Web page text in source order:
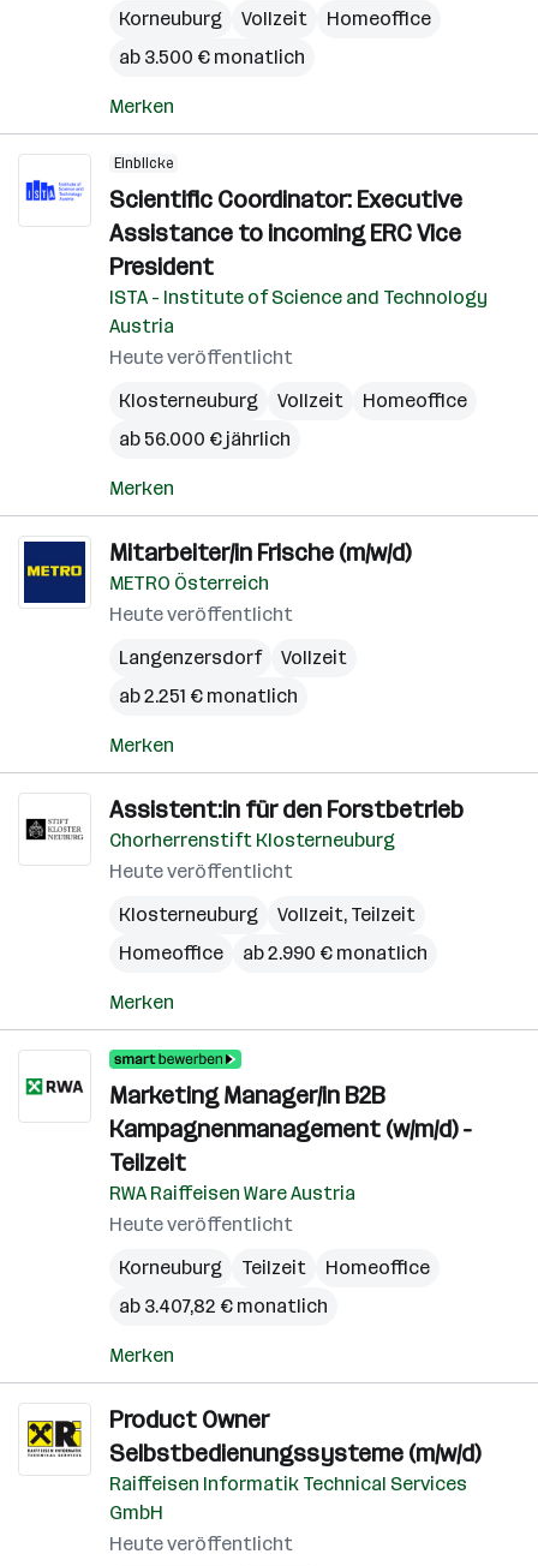
Korneuburg
Vollzeit
Homeoffice
ab 3.500 € monatlich
Merken
Einblicke
Scientific Coordinator: Executive
Assistance to incoming ERC Vice
President
ISTA - Institute of Science and Technology
Austria
Heute veröffentlicht
Klosterneuburg
Vollzeit
Homeoffice
ab 56.000 € jährlich
Merken
Mitarbeiter/in Frische (m/w/d)
METRO Österreich
Heute veröffentlicht
Langenzersdorf
Vollzeit
ab 2.251 € monatlich
Merken
Assistent:in für den Forstbetrieb
Chorherrenstift Klosterneuburg
Heute veröffentlicht
Klosterneuburg
Vollzeit, Teilzeit
Homeoffice
ab 2.990 € monatlich
Merken
Marketing Manager/in B2B
Kampagnenmanagement (w/m/d) -
Teilzeit
RWA Raiffeisen Ware Austria
Heute veröffentlicht
Korneuburg
Teilzeit
Homeoffice
ab 3.407,82 € monatlich
Merken
Product Owner
Selbstbedienungssysteme (m/w/d)
Raiffeisen Informatik Technical Services
GmbH
Heute veröffentlicht